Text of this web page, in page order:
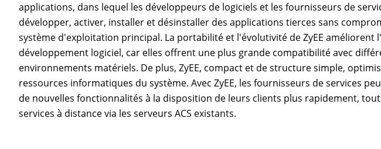
applications, dans lequel les développeurs de logiciels et les fournisseurs de
développer, activer, installer et désinstaller des applications tierces sans
système d'exploitation principal. La portabilité et l'évolutivité de ZyEE améliorent
développement logiciel, car elles offrent une plus grande compatibilité avec
environnements matériels. De plus, ZyEE, compact et de structure simple,
ressources informatiques du système. Avec ZyEE, les fournisseurs de services
de nouvelles fonctionnalités à la disposition de leurs clients plus rapidement,
services à distance via les serveurs ACS existants.